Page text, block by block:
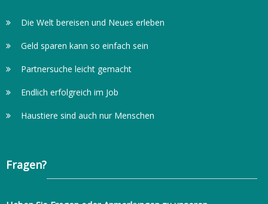
Die Welt bereisen und Neues erleben
Geld sparen kann so einfach sein
Partnersuche leicht gemacht
Endlich erfolgreich im Job
Haustiere sind auch nur Menschen
Fragen?